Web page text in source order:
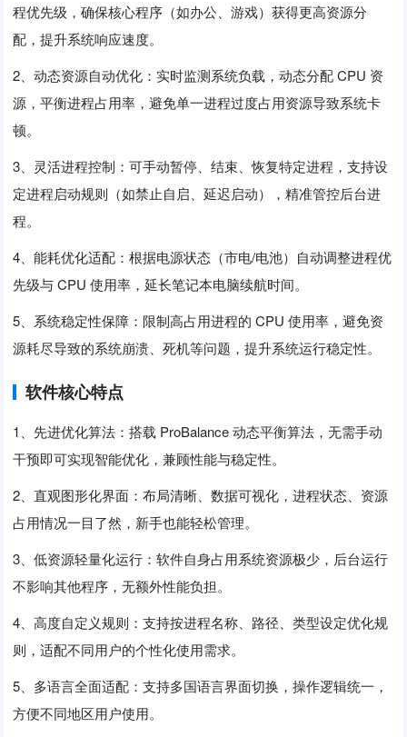
程优先级，确保核心程序（如办公、游戏）获得更高资源分
配，提升系统响应速度。
2、动态资源自动优化：实时监测系统负载，动态分配 CPU 资
源，平衡进程占用率，避免单一进程过度占用资源导致系统卡
顿。
3、灵活进程控制：可手动暂停、结束、恢复特定进程，支持设
定进程启动规则（如禁止自启、延迟启动），精准管控后台进
程。
4、能耗优化适配：根据电源状态（市电/电池）自动调整进程优
先级与 CPU 使用率，延长笔记本电脑续航时间。
5、系统稳定性保障：限制高占用进程的 CPU 使用率，避免资
源耗尽导致的系统崩溃、死机等问题，提升系统运行稳定性。
软件核心特点
1、先进优化算法：搭载 ProBalance 动态平衡算法，无需手动
干预即可实现智能优化，兼顾性能与稳定性。
2、直观图形化界面：布局清晰、数据可视化，进程状态、资源
占用情况一目了然，新手也能轻松管理。
3、低资源轻量化运行：软件自身占用系统资源极少，后台运行
不影响其他程序，无额外性能负担。
4、高度自定义规则：支持按进程名称、路径、类型设定优化规
则，适配不同用户的个性化使用需求。
5、多语言全面适配：支持多国语言界面切换，操作逻辑统一，
方便不同地区用户使用。